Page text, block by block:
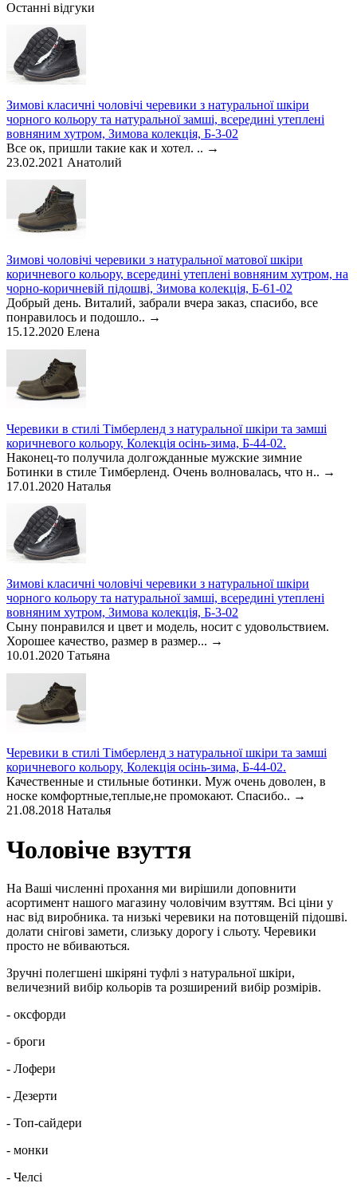
Останні відгуки
Зимові класичні чоловічі черевики з натуральної шкіри
чорного кольору та натуральної замші, всередині утеплені
вовняним хутром, Зимова колекція, Б-3-02
Все ок, пришли такие как и хотел. .. →
23.02.2021 Анатолий
Зимові чоловічі черевики з натуральної матової шкіри
коричневого кольору, всередині утеплені вовняним хутром, на
чорно-коричневій підошві, Зимова колекція, Б-61-02
Добрый день. Виталий, забрали вчера заказ, спасибо, все
понравилось и подошло.. →
15.12.2020 Елена
Черевики в стилі Тімберленд з натуральної шкіри та замші
коричневого кольору, Колекція осінь-зима, Б-44-02.
Наконец-то получила долгожданные мужские зимние
Ботинки в стиле Тимберленд. Очень волновалась, что н.. →
17.01.2020 Наталья
Зимові класичні чоловічі черевики з натуральної шкіри
чорного кольору та натуральної замші, всередині утеплені
вовняним хутром, Зимова колекція, Б-3-02
Сыну понравился и цвет и модель, носит с удовольствием.
Хорошее качество, размер в размер... →
10.01.2020 Татьяна
Черевики в стилі Тімберленд з натуральної шкіри та замші
коричневого кольору, Колекція осінь-зима, Б-44-02.
Качественные и стильные ботинки. Муж очень доволен, в
носке комфортные,теплые,не промокают. Спасибо.. →
21.08.2018 Наталья
Чоловіче взуття
На Ваші численні прохання ми вирішили доповнити
асортимент нашого магазину чоловічим взуттям. Всі ціни у
нас від виробника. та низькі черевики на потовщеній підошві.
долати снігові замети, слизьку дорогу і сльоту. Черевики
просто не вбиваються.
Зручні полегшені шкіряні туфлі з натуральної шкіри,
величезний вибір кольорів та розширений вибір розмірів.
- оксфорди
- броги
- Лофери
- Дезерти
- Топ-сайдери
- монки
- Челсі